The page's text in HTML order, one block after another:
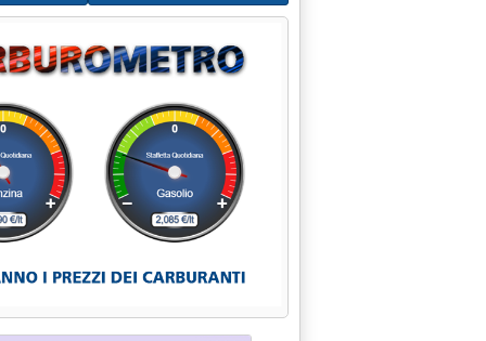
2012 alle 10.25.
auto, verso emendamento a Dl crescita'